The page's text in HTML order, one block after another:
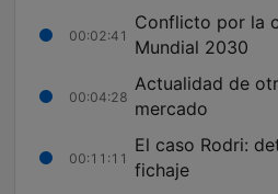
00:02:41
Conflicto por la
Mundial 2030
00:04:28
Actualidad de
mercado
00:11:11
El caso Rodri:
fichaje